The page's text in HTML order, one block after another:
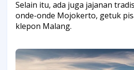
Selain itu, ada juga jajanan
onde-onde Mojokerto, getuk
klepon Malang.